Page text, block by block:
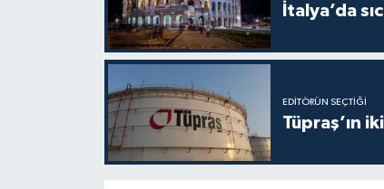
İtalya’da
EDITÖRÜN SEÇTIĞI
Tüpraş’ın